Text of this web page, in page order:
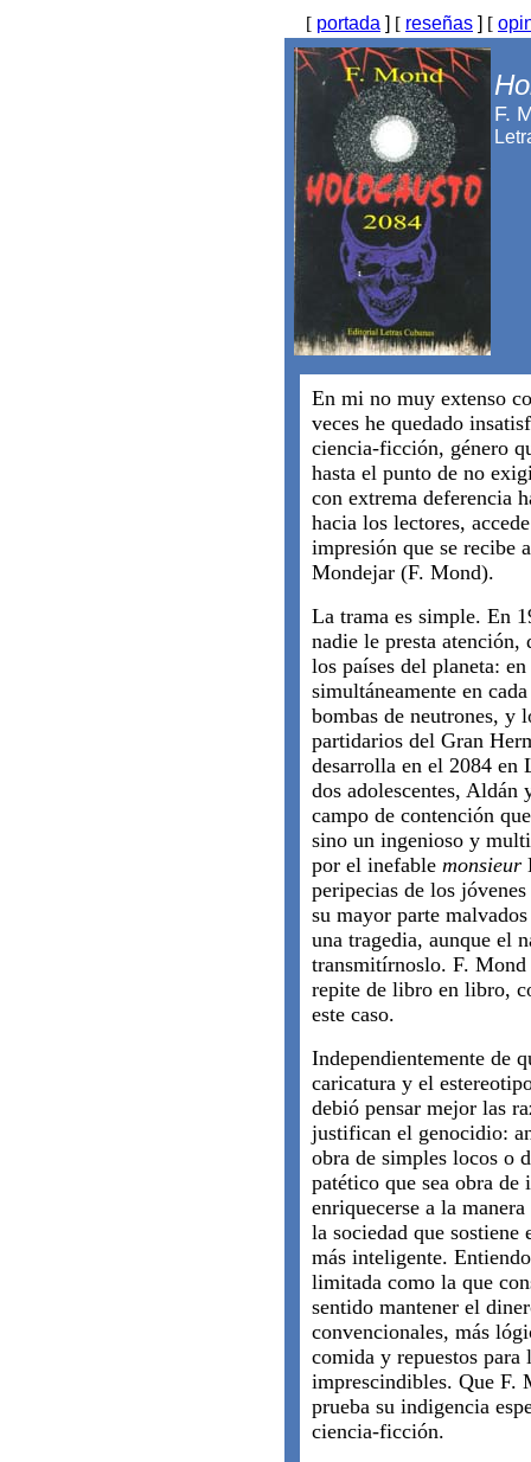
[ portada ] [ reseñas ] [
F.
En mi no muy extenso
veces he quedado
ciencia-ficción, género
hasta el punto de no
con extrema deferencia
hacia los lectores,
impresión que se recibe
Mondejar (F. Mond).
La trama es simple. En
nadie le presta atención,
los países del planeta:
simultáneamente en
bombas de neutrones, y
partidarios del Gran
desarrolla en el 2084 en
dos adolescentes, Aldán
campo de contención
sino un ingenioso y
por el inefable monsieur
peripecias de los
su mayor parte
una tragedia, aunque el
transmitírnoslo. F.
repite de libro en libro,
este caso.
Independientemente de
caricatura y el
debió pensar mejor las
justifican el genocidio:
obra de simples locos o
patético que sea obra
enriquecerse a la
la sociedad que sostiene
más inteligente.
limitada como la que
sentido mantener el
convencionales, más
comida y repuestos para
imprescindibles. Que F.
prueba su indigencia
ciencia-ficción.